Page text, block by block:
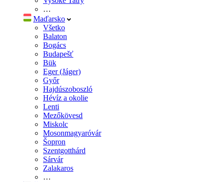
…
Maďarsko
Všetko
Balaton
Bogács
Budapešť
Bük
Eger (Jáger)
Győr
Hajdúszoboszló
Hévíz a okolie
Lenti
Mezőkövesd
Miskolc
Mosonmagyaróvár
Šopron
Szentgotthárd
Sárvár
Zalakaros
…